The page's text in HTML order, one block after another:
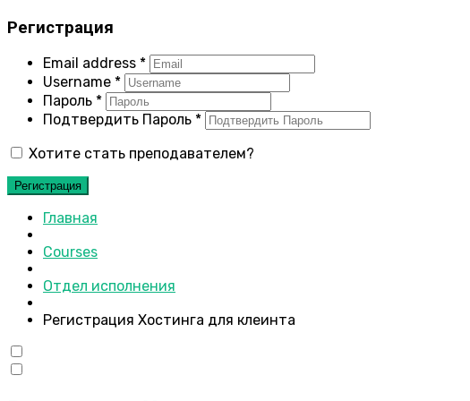
Регистрация
Email address *
Username *
Пароль *
Подтвердить Пароль *
Хотите стать преподавателем?
Регистрация
Главная
Courses
Отдел исполнения
Регистрация Хостинга для клеинта